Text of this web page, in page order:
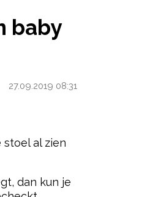
baby
27.09.2019 08:31
al zien
dan kun je